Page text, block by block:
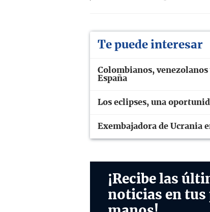
Te puede interesar
Colombianos,
España
Los eclipses, una
Exembajadora de Ucrania
¡Recibe las
noticias en tus